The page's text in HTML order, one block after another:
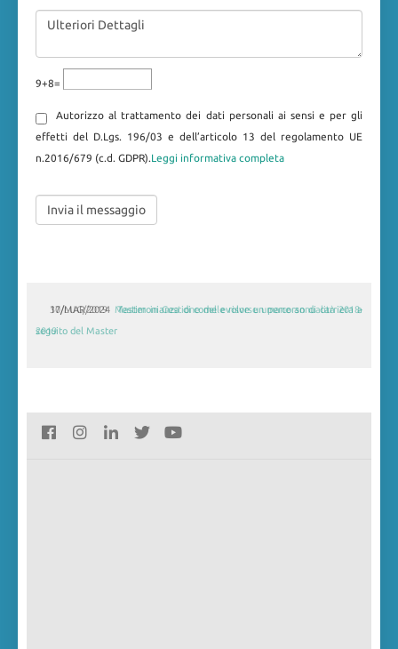
9+8=
Autorizzo al trattamento dei dati personali ai sensi e per gli
effetti del D.Lgs. 196/03 e dell’articolo 13 del regolamento UE
n.2016/679 (c.d. GDPR).Leggi informativa completa
30/LUG/2019 Master in Gestione delle risorse umane annualità 2018-
2019